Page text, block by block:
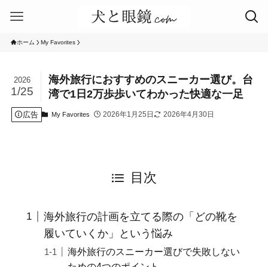
ホーム My Favorites
海外旅行におすすめのスニーカー選び。台
湾で1日2万歩歩いてわかった快適な一足
2026
1/25
広告 My Favorites 2026年1月25日 2026年4月30日
目次
海外旅行の計画を立てる際の「どの靴を
履いていくか」という悩み
海外旅行のスニーカー選びで失敗しない